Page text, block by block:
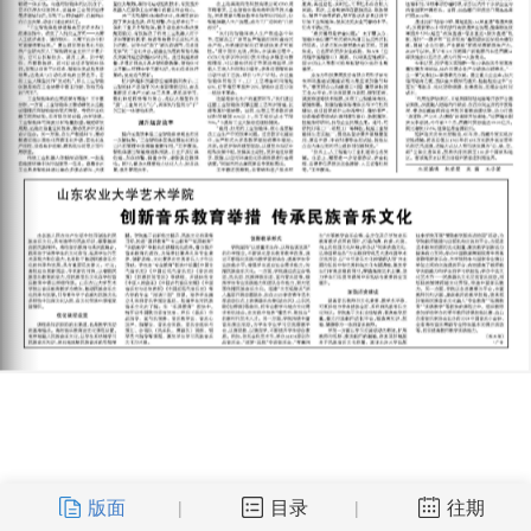
版面 | 目录 | 往期